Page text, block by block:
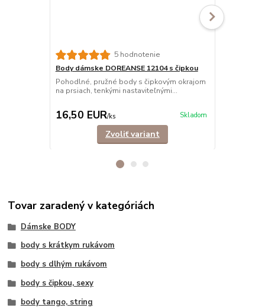
5 hodnotenie
Body dámske DOREANSE 12104 s čipkou
Pohodlné, pružné body s čipkovým okrajom
na prsiach, tenkými nastaviteľnými...
16,50 EUR/ks Skladom
Zvoliť variant
Tovar zaradený v kategóriách
Dámske BODY
body s krátkym rukávom
body s dlhým rukávom
body s čipkou, sexy
body tango, string